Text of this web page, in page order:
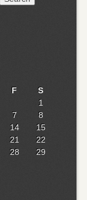
F
S
1
7
8
14
15
21
22
28
29